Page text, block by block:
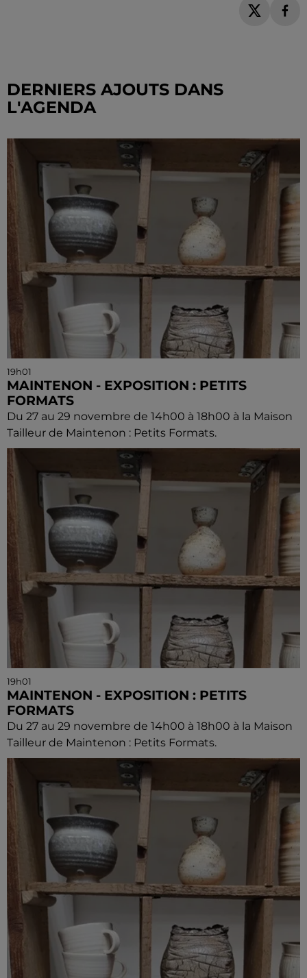
DERNIERS AJOUTS DANS
L'AGENDA
19h01
MAINTENON - EXPOSITION : PETITS
FORMATS
Du 27 au 29 novembre de 14h00 à 18h00 à la Maison
Tailleur de Maintenon : Petits Formats.
19h01
MAINTENON - EXPOSITION : PETITS
FORMATS
Du 27 au 29 novembre de 14h00 à 18h00 à la Maison
Tailleur de Maintenon : Petits Formats.